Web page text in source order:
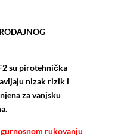
su pirotehnička
nizak rizik i
za vanjsku
rukovanju